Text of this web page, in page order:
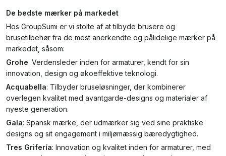
De bedste mærker på markedet
Hos GroupSumi er vi stolte af at tilbyde brusere og
brusetilbehør fra de mest anerkendte og pålidelige mærker på
markedet, såsom:
Grohe: Verdensleder inden for armaturer, kendt for sin
innovation, design og økoeffektive teknologi.
Acquabella: Tilbyder bruseløsninger, der kombinerer
overlegen kvalitet med avantgarde-designs og materialer af
nyeste generation.
Gala: Spansk mærke, der udmærker sig ved sine praktiske
designs og sit engagement i miljømæssig bæredygtighed.
Tres Grifería: Innovation og kvalitet inden for armaturer, med